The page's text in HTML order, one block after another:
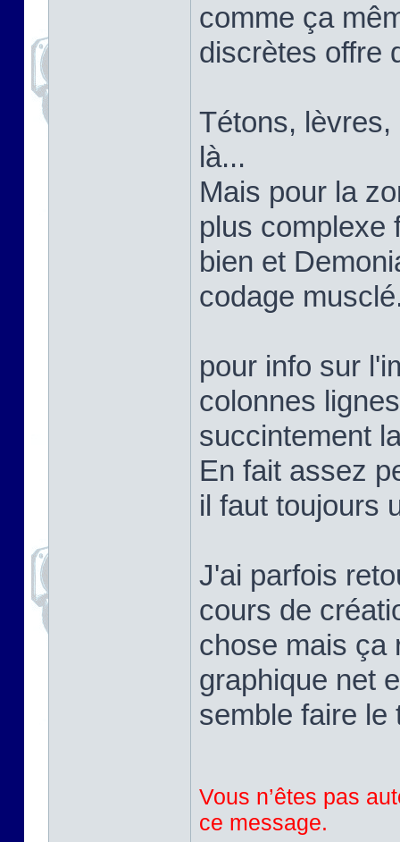
comme ça
discrètes offre
Tétons,
là...
Mais pour la
plus complexe
bien et
codage
pour info sur
colonnes
succintement
En fait assez
il faut toujours
J'ai parfois
cours de
chose mais ça
graphique net
semble faire le
Vous n’êtes pas
ce message.